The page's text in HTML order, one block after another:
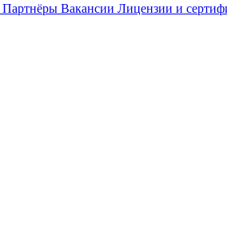
Партнёры Вакансии Лицензии и